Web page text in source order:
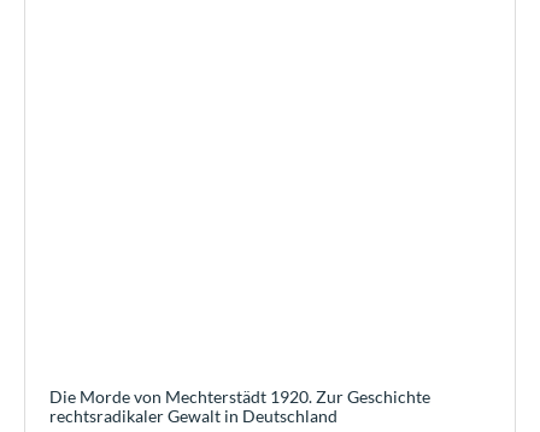
Die Morde von Mechterstädt 1920. Zur Geschichte
rechtsradikaler Gewalt in Deutschland